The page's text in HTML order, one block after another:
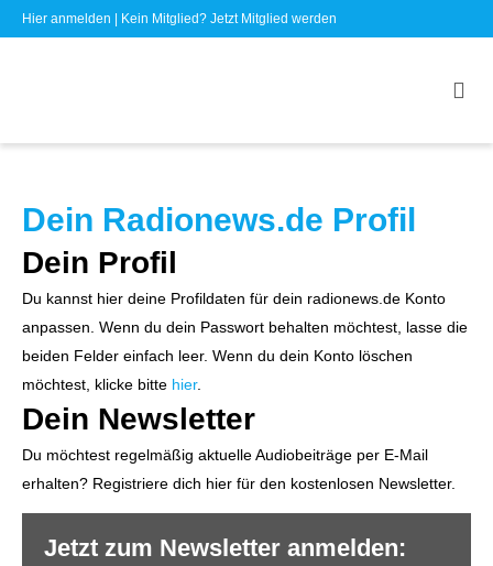
Hier anmelden | Kein Mitglied? Jetzt Mitglied werden
Dein Radionews.de Profil
Dein Profil
Du kannst hier deine Profildaten für dein radionews.de Konto
anpassen. Wenn du dein Passwort behalten möchtest, lasse die
beiden Felder einfach leer. Wenn du dein Konto löschen
möchtest, klicke bitte hier.
Dein Newsletter
Du möchtest regelmäßig aktuelle Audiobeiträge per E-Mail
erhalten? Registriere dich hier für den kostenlosen Newsletter.
Jetzt zum Newsletter anmelden: